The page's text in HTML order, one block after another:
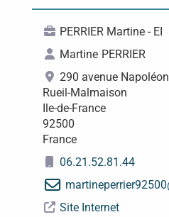
PERRIER Martine - EI
Martine PERRIER
290 avenue
Rueil-Malmaison
Ile-de-France
92500
France
06.21.52.81.44
martineperrier92500
Site Internet